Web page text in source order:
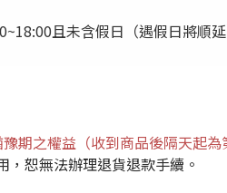
且未含假日 （遇假日將順延
期之權益（收到商品後隔天起
恕無法辦理退貨退款手續。